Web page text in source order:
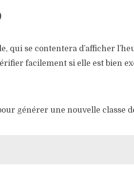
qui se contentera d’afficher
facilement si elle est bien
générer une nouvelle classe